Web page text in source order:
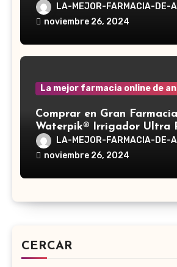
LA-MEJOR-FARMACIA-DE-
noviembre 26, 2024
La mejor farmacia online de
Comprar en Gran
Waterpik® Irrigador Ultra
LA-MEJOR-FARMACIA-DE-
noviembre 26, 2024
CERCAR